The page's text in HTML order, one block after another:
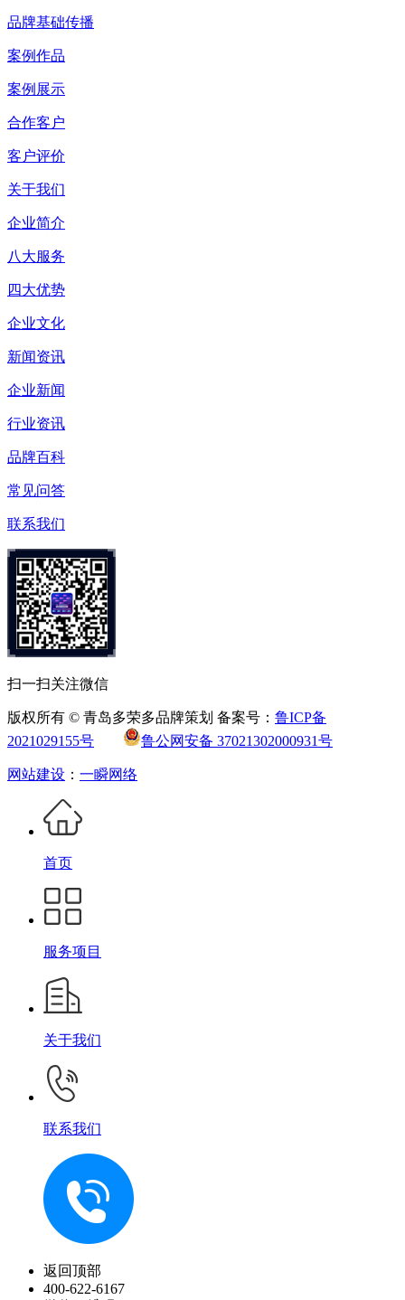
品牌基础传播
案例作品
案例展示
合作客户
客户评价
关于我们
企业简介
八大服务
四大优势
企业文化
新闻资讯
企业新闻
行业资讯
品牌百科
常见问答
联系我们
扫一扫关注微信
版权所有 © 青岛多荣多品牌策划 备案号： 鲁ICP备
2021029155号
鲁公网安备 37021302000931号
网站建设 ： 一瞬网络
首页
服务项目
关于我们
联系我们
返回顶部
400-622-6167